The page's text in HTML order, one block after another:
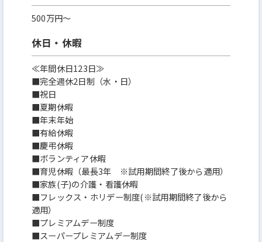
500万円〜
休日・休暇
≪年間休⽇123⽇≫
■完全週休2⽇制（水・日）
■祝⽇
■夏期休暇
■年末年始
■有給休暇
■慶弔休暇
■ボランティア休暇
■育児休暇（最⻑3年 ※試⽤期間終了後から適⽤）
■家族(⼦)の介護・看護休暇
■フレックス・ホリデー制度(※試用期間終了後から
適用）
■プレミアムデー制度
■スーパープレミアムデー制度